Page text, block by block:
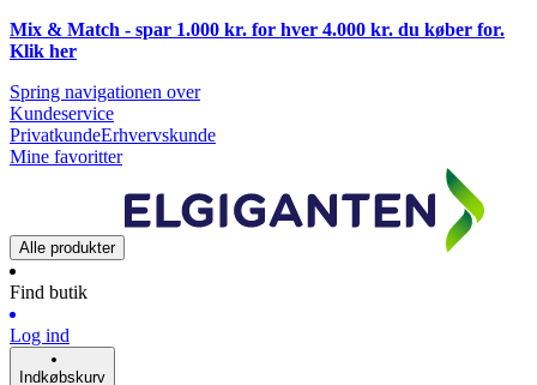
Mix & Match - spar 1.000 kr. for hver 4.000 kr. du køber for.
Klik her
Spring navigationen over
Kundeservice
PrivatkundeErhvervskunde
Mine favoritter
Alle produkter
Find butik
Log ind
Indkøbskurv